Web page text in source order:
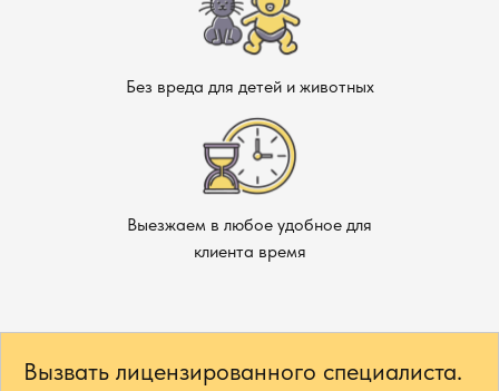
Без вреда для детей и животных
Выезжаем в любое удобное для
клиента время
Вызвать лицензированного специалиста.